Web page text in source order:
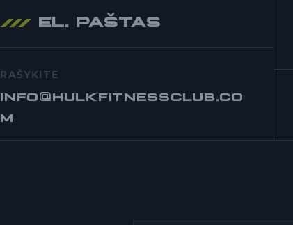
EL. PAŠTAS
RAŠYKITE
info@hulkfitnessclub.co
m